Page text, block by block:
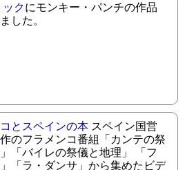
クにモンキー・パンチの作品
した。
とスペインの本 スペイン国営
のフラメンコ番組「カンテの祭
「バイレの祭儀と地理」 「フ
「ラ・ダンサ」から集めたビデ